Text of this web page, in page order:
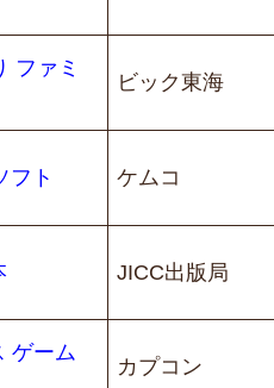
ファミ
ビック東海
フト ケムコ
JICC出版局
ゲーム
カプコン